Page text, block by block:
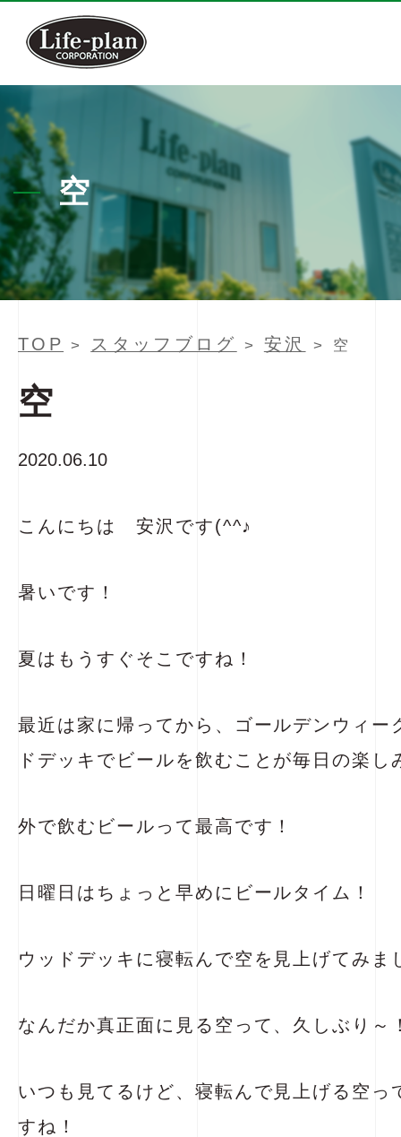
空
TOP > スタッフブログ > 安沢 > 空
空
2020.06.10
こんにちは 安沢です(^^♪
暑いです！
夏はもうすぐそこですね！
最近は家に帰ってから、ゴールデンウィー
ドデッキでビールを飲むことが毎日の楽し
外で飲むビールって最高です！
日曜日はちょっと早めにビールタイム！
ウッドデッキに寝転んで空を見上げてみま
なんだか真正面に見る空って、久しぶり～
いつも見てるけど、寝転んで見上げる空っ
すね！